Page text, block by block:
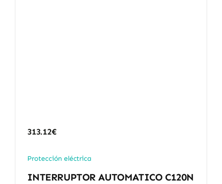
313.12€
Protección eléctrica
INTERRUPTOR AUTOMATICO C120N